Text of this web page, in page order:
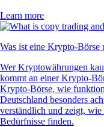
Learn more
Was ist eine Krypto-
Wer Kryptowährungen
kommt an einer Krypto-
Krypto-Börse, wie
Deutschland besonders
verständlich und zeigt,
Bedürfnisse finden.